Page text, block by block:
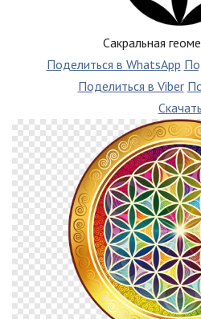
Сакральная
Поделиться в WhatsApp
Поделиться в Viber
Скачать